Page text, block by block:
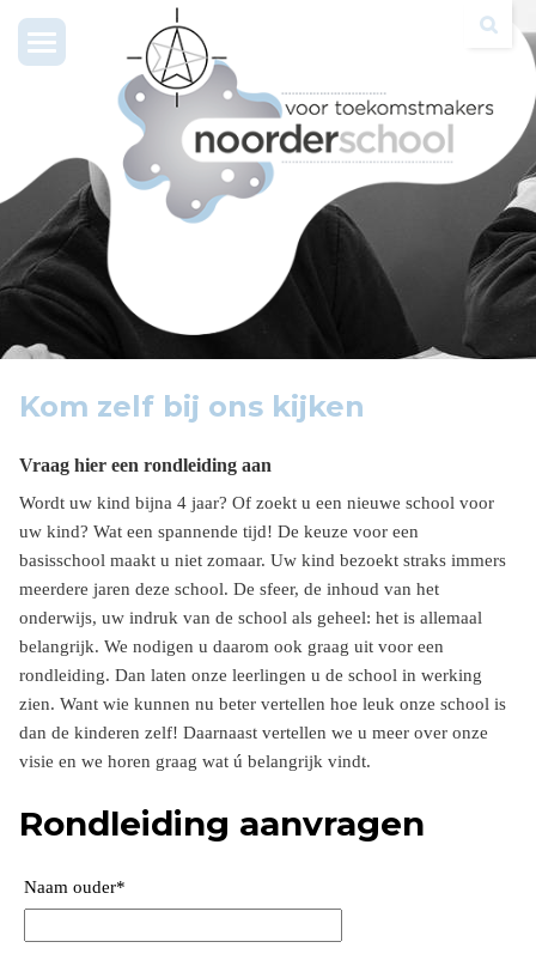
Toggle
Kom zelf bij ons kijken
Vraag hier een rondleiding aan
Wordt uw kind bijna 4 jaar? Of zoekt u een nieuwe school voor
uw kind? Wat een spannende tijd! De keuze voor een
basisschool maakt u niet zomaar. Uw kind bezoekt straks immers
meerdere jaren deze school. De sfeer, de inhoud van het
onderwijs, uw indruk van de school als geheel: het is allemaal
belangrijk. We nodigen u daarom ook graag uit voor een
rondleiding. Dan laten onze leerlingen u de school in werking
zien. Want wie kunnen nu beter vertellen hoe leuk onze school is
dan de kinderen zelf! Daarnaast vertellen we u meer over onze
visie en we horen graag wat ú belangrijk vindt.
Rondleiding aanvragen
Naam ouder*